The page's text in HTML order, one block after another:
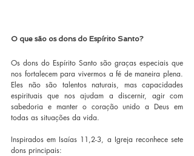
O que são os dons do Espírito Santo?
Os dons do Espírito Santo são graças especiais que
nos fortalecem para vivermos a fé de maneira plena.
Eles não são talentos naturais, mas capacidades
espirituais que nos ajudam a discernir, agir com
sabedoria e manter o coração unido a Deus em
todas as situações da vida.
Inspirados em Isaías 11,2-3, a Igreja reconhece sete
dons principais: